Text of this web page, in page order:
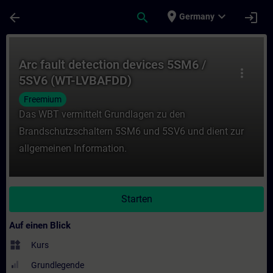
arrow_back search place Germany expand_more login
more_vert
Arc fault detection devices 5SM6 /
5SV6 (WT-LVBAFDD)
Freemium
Das WBT vermittelt Grundlagen zu den
Brandschutzschaltern 5SM6 und 5SV6 und dient zur
allgemeinen Information.
Starten
Auf einen Blick
widgets Kurs
Grundlegende